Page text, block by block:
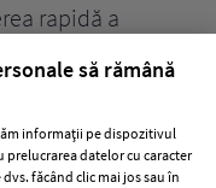
rapidă a
să rămână
informații pe dispozitivul
datelor cu caracter
făcând clic mai jos sau în